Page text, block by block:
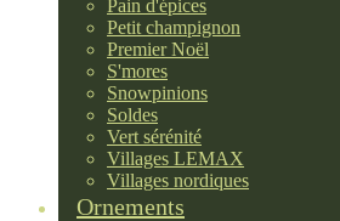
Pain d'épices
Petit champignon
Premier Noël
S'mores
Snowpinions
Soldes
Vert sérénité
Villages LEMAX
Villages nordiques
Ornements